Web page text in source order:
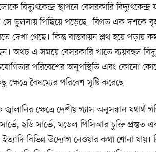
বিদ্যুৎকেন্দ্র স্থাপনে বেসরকারি
সে তুলনায় পিছিয়ে পড়েছে। বিগত এক দশকে
দেখা গেছে। কিন্তু বাস্তবায়ন শ্লথ হয়ে পড়ায়
অথচ এ সময়ে বেসরকারি খাতে ব্যয়বহুল
পরিবেশের অনুপস্থিতি এবং কোনো কোনো
ক্ষেত্রে বৈষম্যের পরিবেশ সৃষ্টি করেছে।
ক্ষেত্রে দেশীয় গ্যাস অনুসন্ধান যথার্থ
২ডি সার্ভে, মডেল পিসিআর চুক্তি প্রস্তুত
বিভিন্ন উদ্যোগ নেওয়ার কথা শোনা